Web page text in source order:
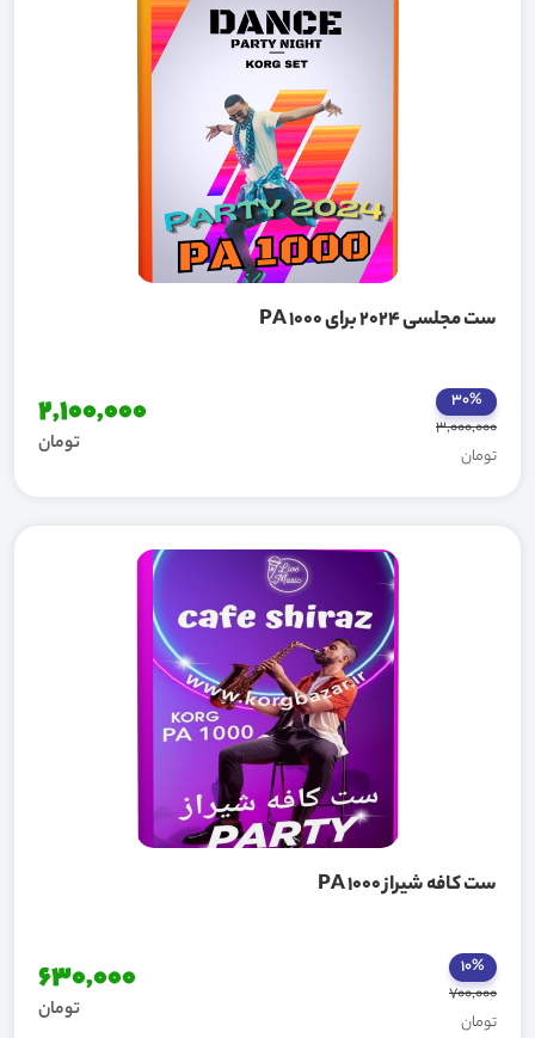
ست مجلسی 2024 برای PA 1000
30%
3,000,000
تومان
2,100,000
تومان
ست کافه شیراز PA 1000
10%
700,000
تومان
630,000
تومان